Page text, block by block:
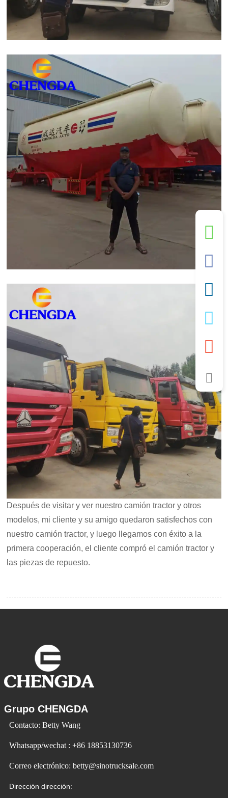
Después de visitar y ver nuestro camión tractor y otros
modelos, mi cliente y su amigo quedaron satisfechos con
nuestro camión tractor, y luego llegamos con éxito a la
primera cooperación, el cliente compró el camión tractor y
las piezas de repuesto.
Grupo CHENGDA
Contacto: Betty Wang
Whatsapp/wechat : +86 18853130736
Correo electrónico: betty@sinotrucksale.com
Dirección dirección: